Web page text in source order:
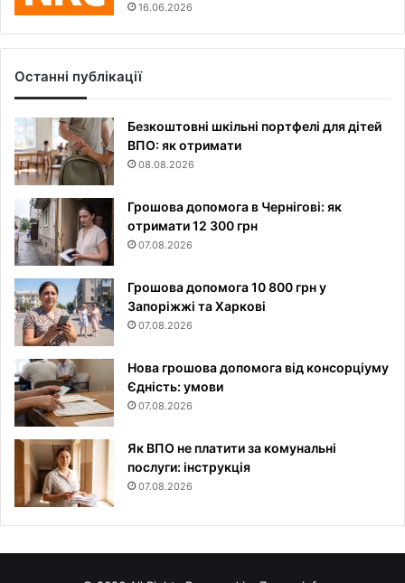
16.06.2026
Останні публікації
Безкоштовні шкільні портфелі для дітей
ВПО: як отримати
08.08.2026
Грошова допомога в Чернігові: як
отримати 12 300 грн
07.08.2026
Грошова допомога 10 800 грн у
Запоріжжі та Харкові
07.08.2026
Нова грошова допомога від консорціуму
Єдність: умови
07.08.2026
Як ВПО не платити за комунальні
послуги: інструкція
07.08.2026